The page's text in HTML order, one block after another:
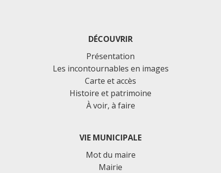
DÉCOUVRIR
Présentation
Les incontournables en images
Carte et accès
Histoire et patrimoine
À voir, à faire
VIE MUNICIPALE
Mot du maire
Mairie